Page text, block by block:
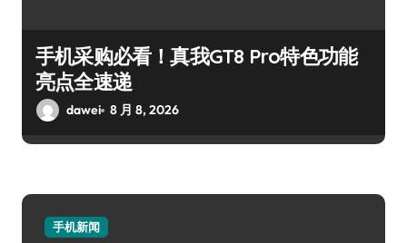
手机采购必看！真我GT8 Pro特色功能
亮点全速递
dawei 8 月 8, 2026
手机新闻